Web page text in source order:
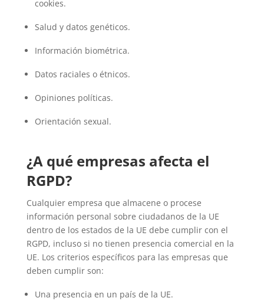
cookies.
Salud y datos genéticos.
Información biométrica.
Datos raciales o étnicos.
Opiniones políticas.
Orientación sexual.
¿A qué empresas afecta el
RGPD?
Cualquier empresa que almacene o procese
información personal sobre ciudadanos de la UE
dentro de los estados de la UE debe cumplir con el
RGPD, incluso si no tienen presencia comercial en la
UE. Los criterios específicos para las empresas que
deben cumplir son:
Una presencia en un país de la UE.